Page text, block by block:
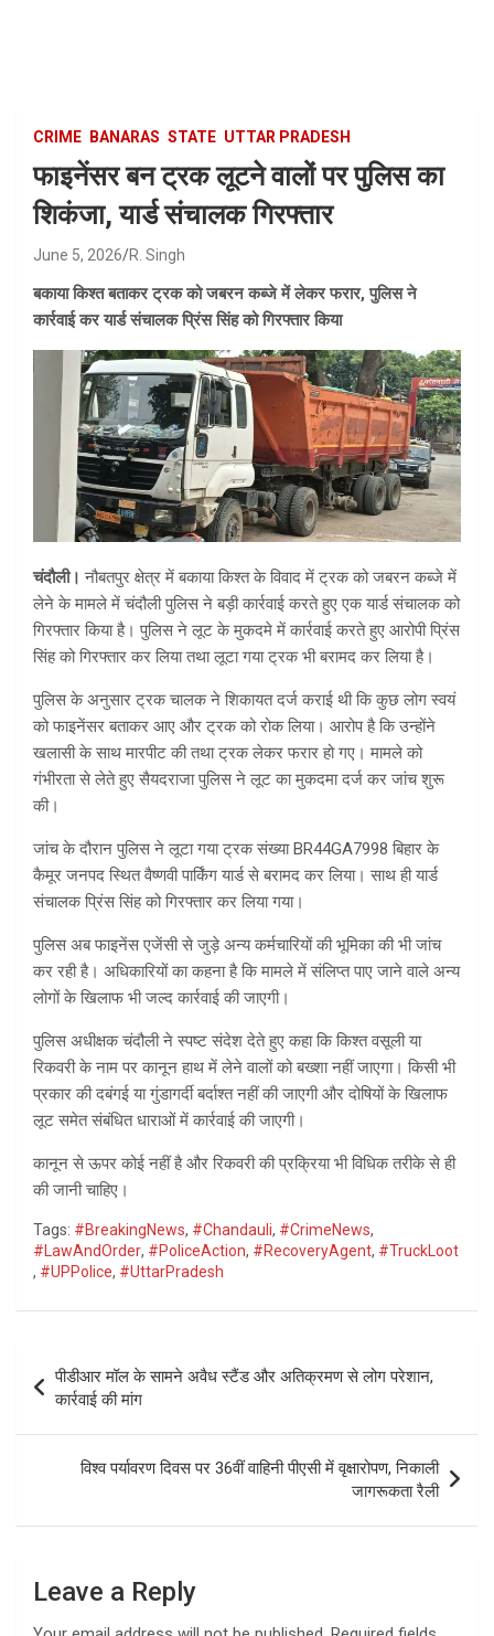
CRIME BANARAS STATE UTTAR PRADESH
फाइनेंसर बन ट्रक लूटने वालों पर पुलिस का
शिकंजा, यार्ड संचालक गिरफ्तार
June 5, 2026 R. Singh
बकाया किश्त बताकर ट्रक को जबरन कब्जे में लेकर फरार, पुलिस ने
कार्रवाई कर यार्ड संचालक प्रिंस सिंह को गिरफ्तार किया
चंदौली।नौबतपुर क्षेत्र में बकाया किश्त के विवाद में ट्रक को जबरन कब्जे में
लेने के मामले में चंदौली पुलिस ने बड़ी कार्रवाई करते हुए एक यार्ड संचालक को
गिरफ्तार किया है। पुलिस ने लूट के मुकदमे में कार्रवाई करते हुए आरोपी प्रिंस
सिंह को गिरफ्तार कर लिया तथा लूटा गया ट्रक भी बरामद कर लिया है।
पुलिस के अनुसार ट्रक चालक ने शिकायत दर्ज कराई थी कि कुछ लोग स्वयं
को फाइनेंसर बताकर आए और ट्रक को रोक लिया। आरोप है कि उन्होंने
खलासी के साथ मारपीट की तथा ट्रक लेकर फरार हो गए। मामले को
गंभीरता से लेते हुए सैयदराजा पुलिस ने लूट का मुकदमा दर्ज कर जांच शुरू
की।
जांच के दौरान पुलिस ने लूटा गया ट्रक संख्या BR44GA7998 बिहार के
कैमूर जनपद स्थित वैष्णवी पार्किंग यार्ड से बरामद कर लिया। साथ ही यार्ड
संचालक प्रिंस सिंह को गिरफ्तार कर लिया गया।
पुलिस अब फाइनेंस एजेंसी से जुड़े अन्य कर्मचारियों की भूमिका की भी जांच
कर रही है। अधिकारियों का कहना है कि मामले में संलिप्त पाए जाने वाले अन्य
लोगों के खिलाफ भी जल्द कार्रवाई की जाएगी।
पुलिस अधीक्षक चंदौली ने स्पष्ट संदेश देते हुए कहा कि किश्त वसूली या
रिकवरी के नाम पर कानून हाथ में लेने वालों को बख्शा नहीं जाएगा। किसी भी
प्रकार की दबंगई या गुंडागर्दी बर्दाश्त नहीं की जाएगी और दोषियों के खिलाफ
लूट समेत संबंधित धाराओं में कार्रवाई की जाएगी।
कानून से ऊपर कोई नहीं है और रिकवरी की प्रक्रिया भी विधिक तरीके से ही
की जानी चाहिए।
Tags: #BreakingNews, #Chandauli, #CrimeNews,
#LawAndOrder, #PoliceAction, #RecoveryAgent, #TruckLoot
, #UPPolice, #UttarPradesh
Post
navigation
पीडीआर मॉल के सामने अवैध स्टैंड और अतिक्रमण से लोग परेशान,
कार्रवाई की मांग
विश्व पर्यावरण दिवस पर 36वीं वाहिनी पीएसी में वृक्षारोपण, निकाली
जागरूकता रैली
Leave a Reply